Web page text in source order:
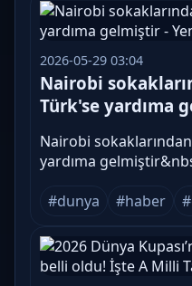
2026-05-29 03:04
Nairobi
Türk'se yardıma
Nairobi
yardıma
#dunya
#haber